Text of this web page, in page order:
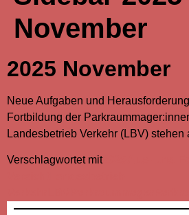
November
2025 November
Neue Aufgaben und
Fortbildung der
Landesbetrieb Verkehr (LBV) stehen
Verschlagwortet mit2025